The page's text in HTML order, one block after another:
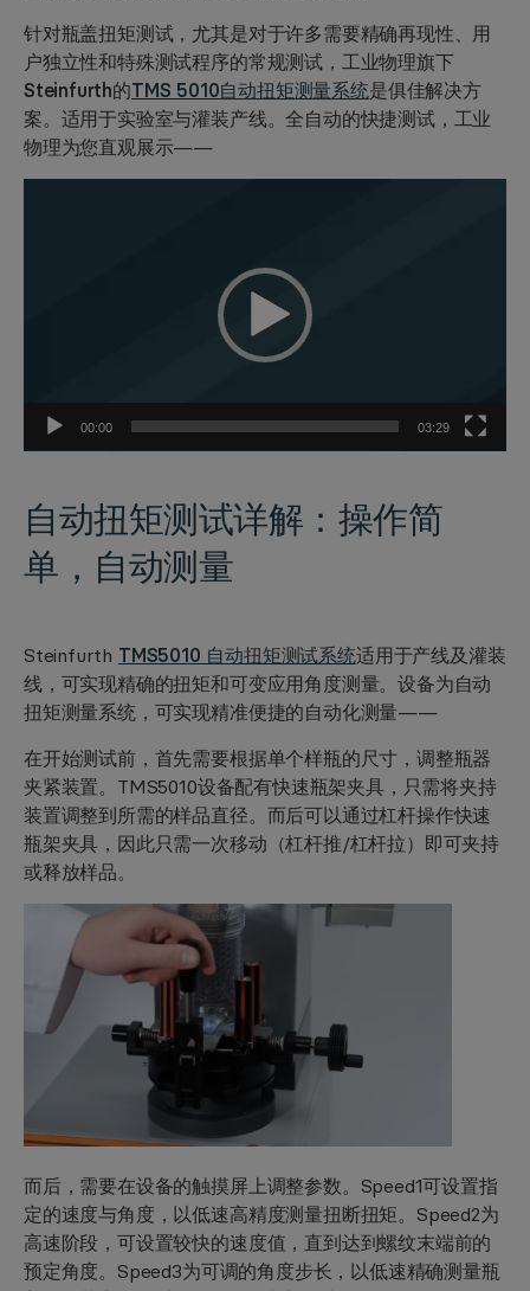
针对瓶盖扭矩测试，尤其是对于许多需要精确再现性
用
户独立性和特殊测试程序的常规测试，工业物理旗下
Steinfurth的TMS 5010自动扭矩测量系统是俱佳解决方
案。适用于实验室与灌装产线。全自动的快捷测试，工业
物理为您直观展示——
00:00 03:29
自动扭矩测试详解： 操作简
单，自动测量
Steinfurth TMS5010 自动扭矩测试系统适用于产线及灌装
线，可实现精确的扭矩和可变应用角度测量。设备为自动
扭矩测量系统，可实现精准便捷的自动化测量——
在开始测试前，首先需要根据单个样瓶的尺寸，调整瓶器
夹紧装置。TMS5010设备配有快速瓶架夹具，只需将夹持
装置调整到所需的样品直径。而后可以通过杠杆操作快速
瓶架夹具，因此只需一次移动 （杠杆推/杠杆拉）即可夹持
或释放样品。
而后，需要在设备的触摸屏上调整参数。Speed1可设置指
定的速度与角度 ，以低速高精度测量扭断扭矩。Speed2为
高速阶段 ，可设置较快的速度值，直到达到螺纹末端前的
预定角度。Speed3为可调的角度步长，以低速精确测量瓶